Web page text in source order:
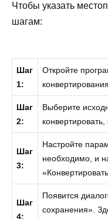
Чтобы указать
шагам:
Шаг
1:
Откройте
Шаг
2:
Выберите
Шаг
3:
Настройте
необходимо, и
Шаг
4:
Появится
сохранения».